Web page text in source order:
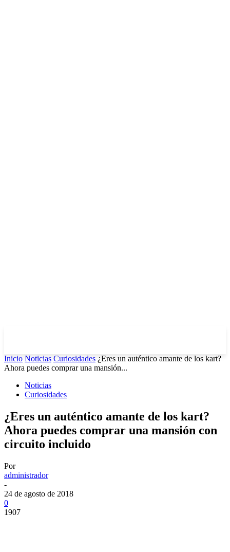
Inicio Noticias Curiosidades ¿Eres un auténtico amante de los kart?
Ahora puedes comprar una mansión...
Noticias
Curiosidades
¿Eres un auténtico amante de los kart?
Ahora puedes comprar una mansión con
circuito incluido
Por
administrador
-
24 de agosto de 2018
0
1907